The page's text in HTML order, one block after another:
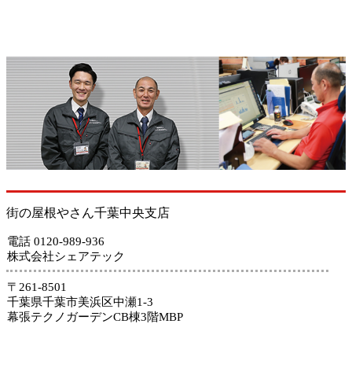
街の屋根やさん千葉中央支店
電話 0120-989-936
株式会社シェアテック
〒261-8501
千葉県千葉市美浜区中瀬1-3
幕張テクノガーデンCB棟3階MBP